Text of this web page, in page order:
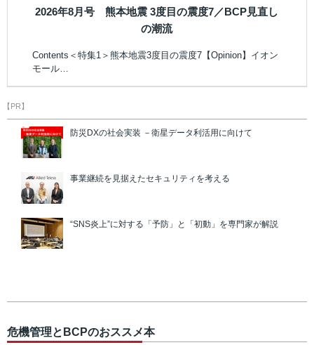
2026年8月号 熊本地震 3度目の震度7／BCP見直し
の潮流
Contents＜特集1＞熊本地震3度目の震度7【Opinion】イオン
モール…
【PR】
防災DXの社会実装 －衛星データ利活用に向けて
事業継続を見据えたセキュリティを考える
“SNS炎上”に対する「予防」と「初動」を専門家が解説
危機管理とBCPのおススメ本